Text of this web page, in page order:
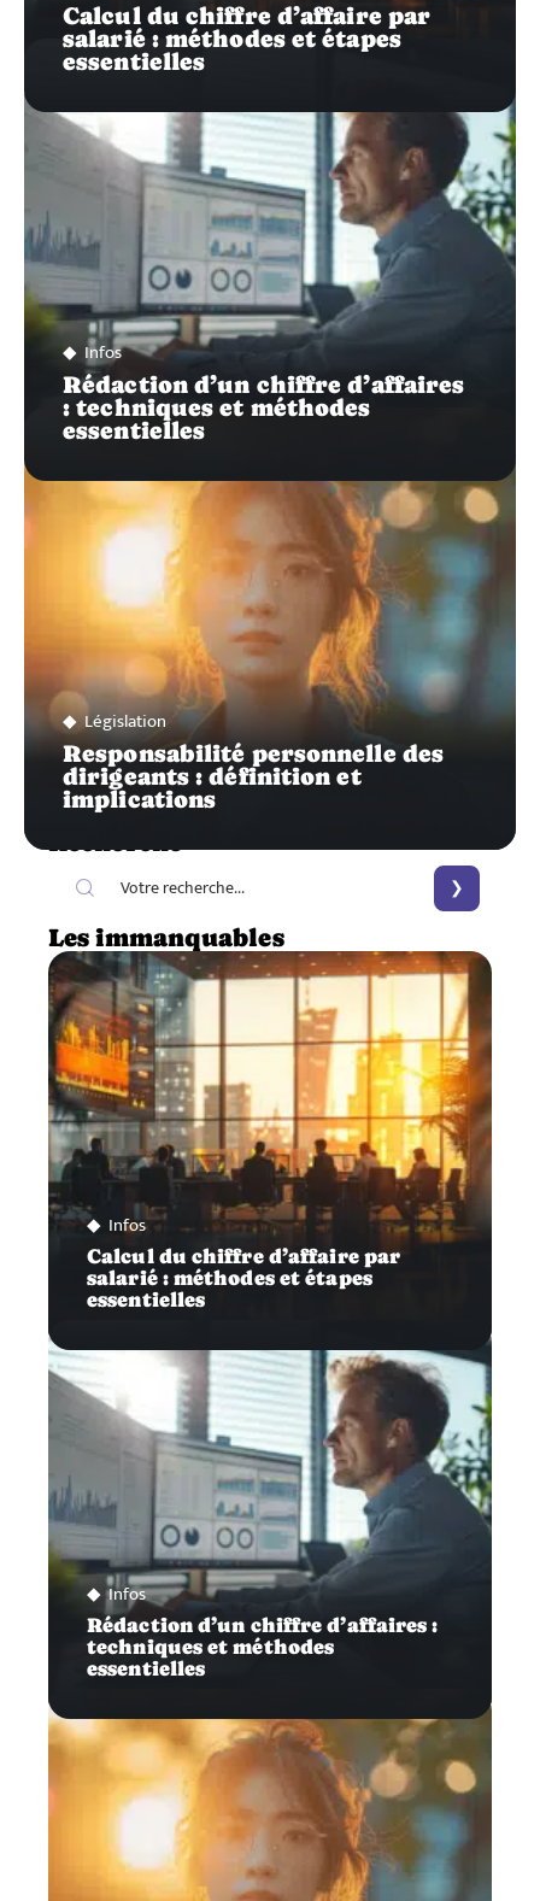
Calcul du chiffre d’affaire par
salarié : méthodes et étapes
essentielles
Infos
Rédaction d’un chiffre d’affaires
: techniques et méthodes
essentielles
Législation
Responsabilité personnelle des
dirigeants : définition et
implications
Les immanquables
Infos
Calcul du chiffre d’affaire par
salarié : méthodes et étapes
essentielles
Infos
Rédaction d’un chiffre d’affaires :
techniques et méthodes
essentielles